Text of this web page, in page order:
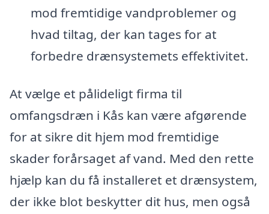
mod fremtidige vandproblemer og
hvad tiltag, der kan tages for at
forbedre drænsystemets effektivitet.
At vælge et pålideligt firma til
omfangsdræn i Kås kan være afgørende
for at sikre dit hjem mod fremtidige
skader forårsaget af vand. Med den rette
hjælp kan du få installeret et drænsystem,
der ikke blot beskytter dit hus, men også